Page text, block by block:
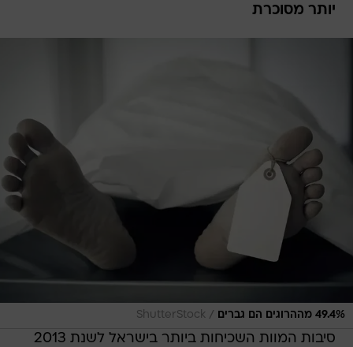
יותר מסוכרת
49.4% מההרוגים הם גברים /
ShutterStock
סיבות המוות השכיחות ביותר בישראל לשנת 2013